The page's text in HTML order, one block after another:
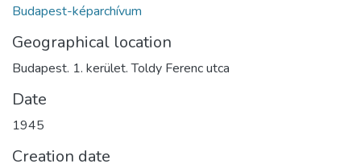
Budapest-képarchívum
Geographical location
Budapest. 1. kerület. Toldy Ferenc utca
Date
1945
Creation date